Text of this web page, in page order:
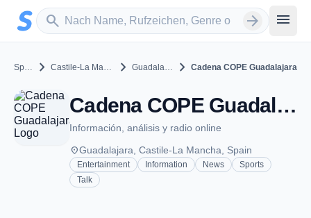
Zum Hauptinhalt springen
search
Sender suchen arrow_forward menu
Spain chevron_right Castile-La Mancha chevron_right Guadalajara chevron_right Cadena COPE Guadalajara
Cadena COPE Guadalajara - FM 89.3 - Guadalajara
Información, análisis y radio online
placeGuadalajara, Castile-La Mancha, Spain
Entertainment Information News
Sports
Talk